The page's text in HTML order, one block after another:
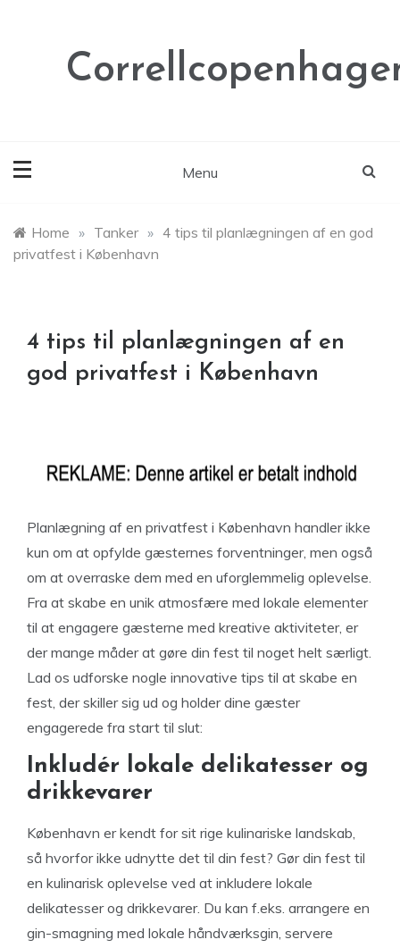
Menu
Home » Tanker » 4 tips til planlægningen af en god
privatfest i København
4 tips til planlægningen af en
god privatfest i København
Planlægning af en privatfest i København handler ikke
kun om at opfylde gæsternes forventninger, men også
om at overraske dem med en uforglemmelig oplevelse.
Fra at skabe en unik atmosfære med lokale elementer
til at engagere gæsterne med kreative aktiviteter, er
der mange måder at gøre din fest til noget helt særligt.
Lad os udforske nogle innovative tips til at skabe en
fest, der skiller sig ud og holder dine gæster
engagerede fra start til slut:
Inkludér lokale delikatesser og
drikkevarer
København er kendt for sit rige kulinariske landskab,
så hvorfor ikke udnytte det til din fest? Gør din fest til
en kulinarisk oplevelse ved at inkludere lokale
delikatesser og drikkevarer. Du kan f.eks. arrangere en
gin-smagning med lokale håndværksgin, servere